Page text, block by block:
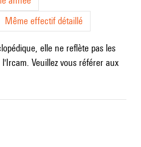
Même effectif détaillé
elle ne reflète pas les
Veuillez vous référer aux